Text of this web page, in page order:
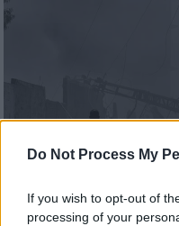
Do Not Process My
If you wish to opt-out of
processing of your
Associated Press